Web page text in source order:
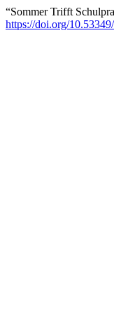
“Sommer Trifft
https://doi.org/